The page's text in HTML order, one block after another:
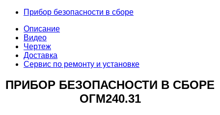
Прибор безопасности в сборе
Описание
Видео
Чертеж
Доставка
Сервис по ремонту и установке
ПРИБОР БЕЗОПАСНОСТИ В СБОРЕ
ОГМ240.31